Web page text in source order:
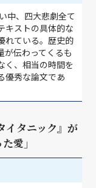
中、四大悲劇全て
キストの具体的な
れている。歴史的
が伝わってくるも
く、相当の時間を
優秀な論文であ
イタニック』が
愛」